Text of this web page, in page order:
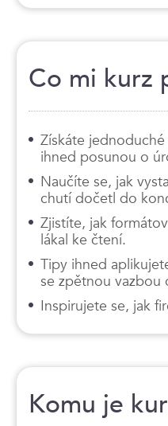
Co mi kurz
Získáte
ihned posunou o
Naučíte se, jak
chutí dočetl do
Zjistíte, jak
lákal ke čtení.
Tipy ihned
se zpětnou vazbou
Inspirujete se, jak
Komu je